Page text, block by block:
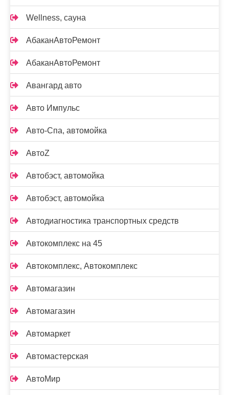
Wellness, сауна
АбаканАвтоРемонт
АбаканАвтоРемонт
Авангард авто
Авто Импульс
Авто-Спа, автомойка
АвтоZ
Автобэст, автомойка
Автобэст, автомойка
Автодиагностика транспортных средств
Автокомплекс на 45
Автокомплекс, Автокомплекс
Автомагазин
Автомагазин
Автомаркет
Автомастерская
АвтоМир